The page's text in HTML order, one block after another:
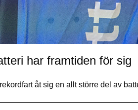
har framtiden för sig
åt sig en allt större del av